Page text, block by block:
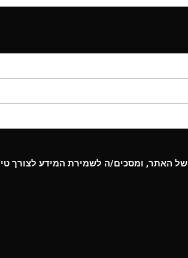
של האתר, ומסכים/ה לשמירת המידע לצורך